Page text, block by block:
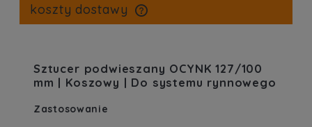
koszty dostawy
Sztucer podwieszany OCYNK 127/100
mm | Koszowy | Do systemu rynnowego
Zastosowanie